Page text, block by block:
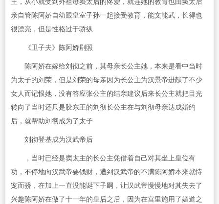
主，从小就受到外祖母窦太后的疼爱，就连她的教育也由窦太后
亲自管陈阿娇自幼跟皇室子孙一起接受教育，能文能武，长得也
很漂亮，但是性格过于骄纵
《卫子夫》陈阿娇剧照
陈阿娇在嫁给刘彻之前，其母亲长公主她，本来是看中当时
为太子的刘荣，但是刘荣的母亲因为长公主为汉景帝进献了不少
女人而记恨她，没有答应张公主的结亲建议后来长公主就把目光
转向了当时还只是胶东王的刘彻长公主在与刘彻母亲达成婚约
后，就帮助刘彻成为了太子
刘彻登基成为汉武帝后
，当时已经是窦太主的长公主凭借着自己对其坐上皇位有
功，不停地向汉武帝要钱财，遭到汉武帝的不满陈阿娇本来就恃
宠而骄，在加上一直没能诞下子嗣，让汉武帝慢慢地对其失去了
兴趣陈阿娇在做了十一年的皇后之后，因为在宫里施用了媚道之